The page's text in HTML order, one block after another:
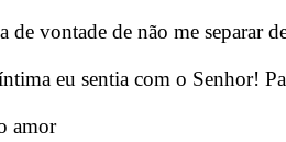
de vontade de não me separar
eu sentia com o Senhor!
amor